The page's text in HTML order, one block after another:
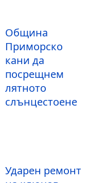
Община
Приморско
кани да
посрещнем
лятното
слънцестоене
Ударен ремонт